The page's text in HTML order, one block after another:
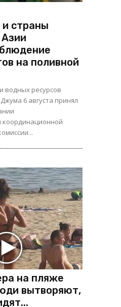
страны
на поливной
водных ресурсов
6 августа принял
координационной
на пляже
вытворяют,